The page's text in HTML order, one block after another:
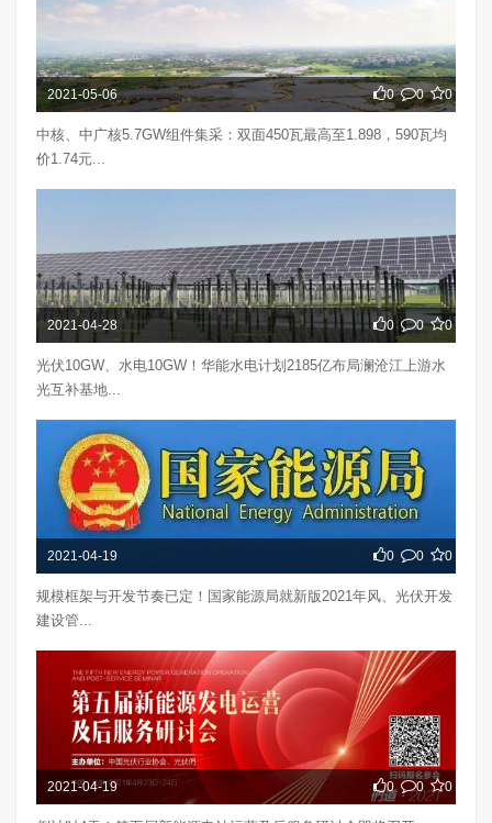
2021-05-06 0 0 0
中核、中广核5.7GW组件集采：双面450瓦最高至1.898，590瓦均
价1.74元...
2021-04-28 0 0 0
光伏10GW、水电10GW！华能水电计划2185亿布局澜沧江上游水
光互补基地...
2021-04-19 0 0 0
规模框架与开发节奏已定！国家能源局就新版2021年风、光伏开发
建设管...
2021-04-19 0 0 0